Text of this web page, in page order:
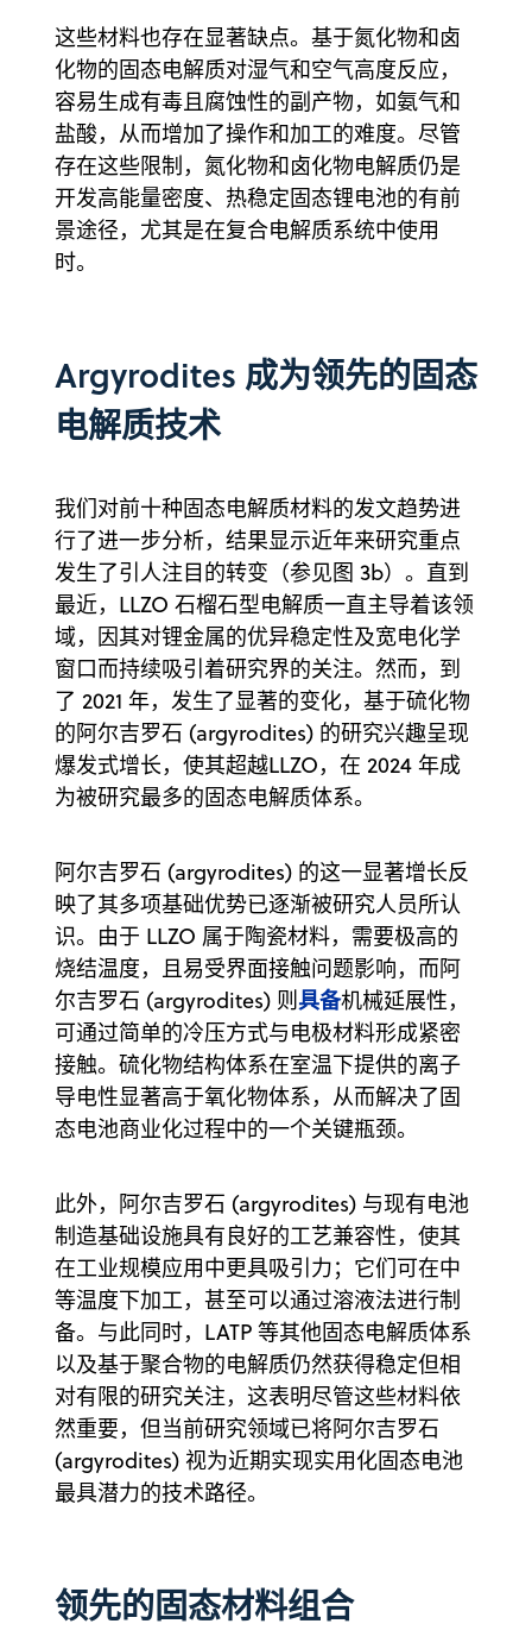
这些材料也存在显著缺点。基于氮化物和卤
化物的固态电解质对湿气和空气高度反应，
容易生成有毒且腐蚀性的副产物，如氨气和
盐酸，从而增加了操作和加工的难度。尽管
存在这些限制，氮化物和卤化物电解质仍是
开发高能量密度、热稳定固态锂电池的有前
景途径，尤其是在复合电解质系统中使用
时。
Argyrodites 成为领先的固态
电解质技术
我们对前十种固态电解质材料的发文趋势进
行了进一步分析，结果显示近年来研究重点
发生了引人注目的转变（参见图 3b）。直到
最近，LLZO 石榴石型电解质一直主导着该领
域，因其对锂金属的优异稳定性及宽电化学
窗口而持续吸引着研究界的关注。然而，到
了 2021 年，发生了显著的变化，基于硫化物
的阿尔吉罗石 (argyrodites) 的研究兴趣呈现
爆发式增长，使其超越LLZO，在 2024 年成
为被研究最多的固态电解质体系。
阿尔吉罗石 (argyrodites) 的这一显著增长反
映了其多项基础优势已逐渐被研究人员所认
识。由于 LLZO 属于陶瓷材料，需要极高的
烧结温度，且易受界面接触问题影响，而阿
尔吉罗石 (argyrodites) 则具备机械延展性，
可通过简单的冷压方式与电极材料形成紧密
接触。硫化物结构体系在室温下提供的离子
导电性显著高于氧化物体系，从而解决了固
态电池商业化过程中的一个关键瓶颈。
此外，阿尔吉罗石 (argyrodites) 与现有电池
制造基础设施具有良好的工艺兼容性，使其
在工业规模应用中更具吸引力；它们可在中
等温度下加工，甚至可以通过溶液法进行制
备。与此同时，LATP 等其他固态电解质体系
以及基于聚合物的电解质仍然获得稳定但相
对有限的研究关注，这表明尽管这些材料依
然重要，但当前研究领域已将阿尔吉罗石
(argyrodites) 视为近期实现实用化固态电池
最具潜力的技术路径。
领先的固态材料组合